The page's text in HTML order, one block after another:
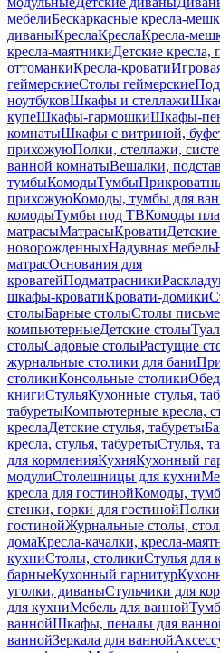
мебелиБескаркасные кресла-
диваныКреслаКреслаКресла-
кресла-маятникиДетские кресла,
оттоманкиКресла-кровати
геймерскиеСтолы геймерские
ноутбуковШкафы и стеллажи
купеШкафы-гармошкиШкафы-
комнатыШкафы с витриной,
прихожуюПолки, стеллажи,
ванной комнатыВешалки,
тумбыКомодыТумбы
прихожуюКомоды, тумбы для
комодыТумбы под ТВКомоды
матрасыМатрасыКровати
новорожденныхНадувная мебель
матрасОснования для
кроватейПодматрасники
шкафы-кроватиКровати-домики
столыБарные столыСтолы
компьютерныеДетские столы
столыСадовые столыРастущие
журнальные столики для бани
столикиКонсольные столики
книгиСтульяКухонные стулья,
табуретыКомпьютерные кресла,
креслаДетские стулья, табуреты
кресла, стулья, табуретыСтулья,
для кормленияКухняКухонный
модулиСтолешницы для кухни
кресла для гостинойКомоды,
стенки, горки для гостиной
гостинойЖурнальные столы,
домаКресла-качалки, кресла-
кухниСтолы, столикиСтулья для
барныеКухонный гарнитур
уголки, диваныСтульчики для
для кухниМебель для ванной
ваннойШкафы, пеналы для
ваннойЗеркала для ванной